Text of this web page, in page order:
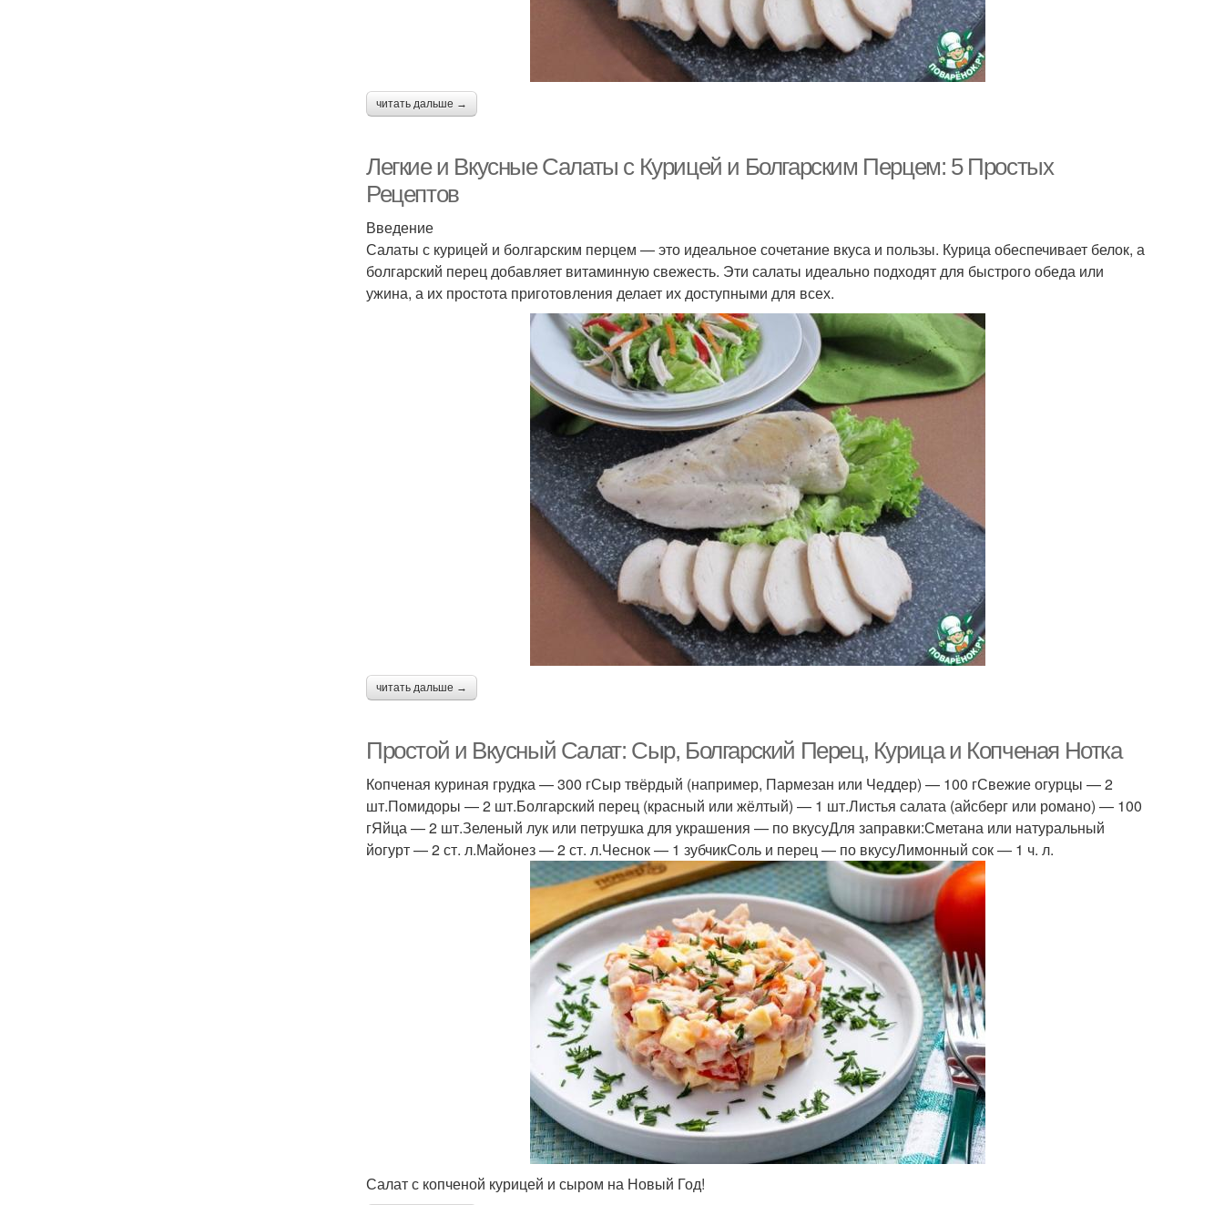
читать дальше →
Легкие и Вкусные Салаты с Курицей и Болгарским Перцем: 5 Простых
Рецептов
Введение
Салаты с курицей и болгарским перцем — это идеальное сочетание вкуса и пользы. Курица обеспечивает белок, а
болгарский перец добавляет витаминную свежесть. Эти салаты идеально подходят для быстрого обеда или
ужина, а их простота приготовления делает их доступными для всех.
читать дальше →
Простой и Вкусный Салат: Сыр, Болгарский Перец, Курица и Копченая Нотка
Копченая куриная грудка — 300 гСыр твёрдый (например, Пармезан или Чеддер) — 100 гСвежие огурцы — 2
шт.Помидоры — 2 шт.Болгарский перец (красный или жёлтый) — 1 шт.Листья салата (айсберг или романо) — 100
гЯйца — 2 шт.Зеленый лук или петрушка для украшения — по вкусуДля заправки:Сметана или натуральный
йогурт — 2 ст. л.Майонез — 2 ст. л.Чеснок — 1 зубчикСоль и перец — по вкусуЛимонный сок — 1 ч. л.
Салат с копченой курицей и сыром на Новый Год!